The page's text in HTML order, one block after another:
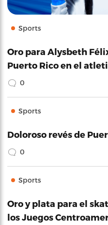
Sports
Oro para Alysbeth
Puerto Rico en el
0
Sports
Doloroso revés de
0
Sports
Oro y plata para el
los Juegos